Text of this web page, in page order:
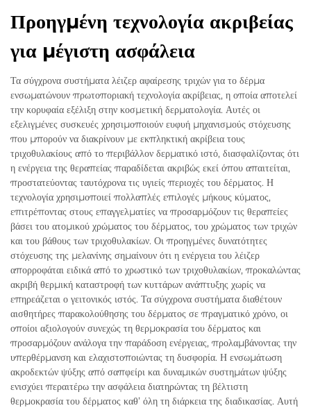
Προηγμένη τεχνολογία ακριβείας
για μέγιστη ασφάλεια
Τα σύγχρονα συστήματα λέιζερ αφαίρεσης τριχών για το δέρμα
ενσωματώνουν πρωτοποριακή τεχνολογία ακρίβειας, η οποία αποτελεί
την κορυφαία εξέλιξη στην κοσμετική δερματολογία. Αυτές οι
εξελιγμένες συσκευές χρησιμοποιούν ευφυή μηχανισμούς στόχευσης
που μπορούν να διακρίνουν με εκπληκτική ακρίβεια τους
τριχοθυλακίους από το περιβάλλον δερματικό ιστό, διασφαλίζοντας ότι
η ενέργεια της θεραπείας παραδίδεται ακριβώς εκεί όπου απαιτείται,
προστατεύοντας ταυτόχρονα τις υγιείς περιοχές του δέρματος. Η
τεχνολογία χρησιμοποιεί πολλαπλές επιλογές μήκους κύματος,
επιτρέποντας στους επαγγελματίες να προσαρμόζουν τις θεραπείες
βάσει του ατομικού χρώματος του δέρματος, του χρώματος των τριχών
και του βάθους των τριχοθυλακίων. Οι προηγμένες δυνατότητες
στόχευσης της μελανίνης σημαίνουν ότι η ενέργεια του λέιζερ
απορροφάται ειδικά από το χρωστικό των τριχοθυλακίων, προκαλώντας
ακριβή θερμική καταστροφή των κυττάρων ανάπτυξης χωρίς να
επηρεάζεται ο γειτονικός ιστός. Τα σύγχρονα συστήματα διαθέτουν
αισθητήρες παρακολούθησης του δέρματος σε πραγματικό χρόνο, οι
οποίοι αξιολογούν συνεχώς τη θερμοκρασία του δέρματος και
προσαρμόζουν ανάλογα την παράδοση ενέργειας, προλαμβάνοντας την
υπερθέρμανση και ελαχιστοποιώντας τη δυσφορία. Η ενσωμάτωση
ακροδεκτών ψύξης από σαπφείρι και δυναμικών συστημάτων ψύξης
ενισχύει περαιτέρω την ασφάλεια διατηρώντας τη βέλτιστη
θερμοκρασία του δέρματος καθ’ όλη τη διάρκεια της διαδικασίας. Αυτή